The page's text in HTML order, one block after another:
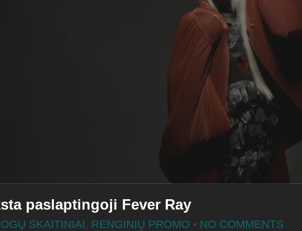
paslaptingoji Fever Ray
SKAITINIAI, RENGINIŲ PROMO • NO COMMENTS